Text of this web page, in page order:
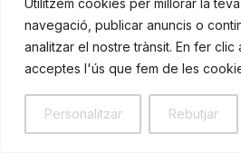
Utilitzem cookies per millorar la
navegació, publicar anuncis o
analitzar el nostre trànsit. En fer clic
acceptes l'ús que fem de les
Personalitzar Rebutjar
Ruta Maria-Mercè